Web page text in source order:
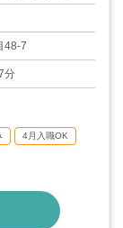
48-7
分
4月入職OK